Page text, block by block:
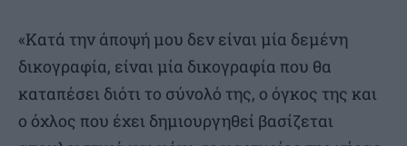
«Κατά την άποψή μου δεν είναι μία δεμένη
δικογραφία, είναι μία δικογραφία που θα
καταπέσει διότι το σύνολό της, ο όγκος της και
ο όχλος που έχει δημιουργηθεί βασίζεται